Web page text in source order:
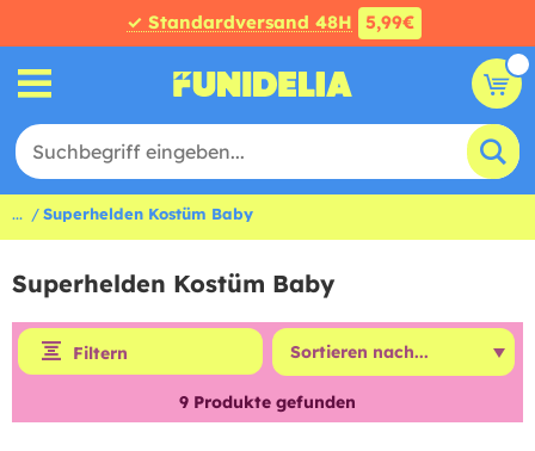
✓ Standardversand 48H 5,99€
... Superhelden Kostüm Baby
Superhelden Kostüm Baby
Filtern
9 Produkte gefunden